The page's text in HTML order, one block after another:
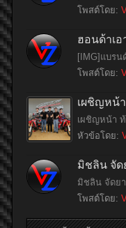
โพสต์โดย:
ฮอนด้าเ
[IMG]​ แบร
โพสต์โดย:
เผชิญหน้
เผชิญหน้า ท้
หัวข้อโดย:
มิชลิน จัด
มิชลิน จัดย
โพสต์โดย: